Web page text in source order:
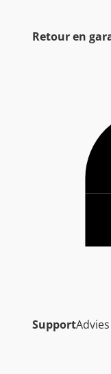
Retour en
Support